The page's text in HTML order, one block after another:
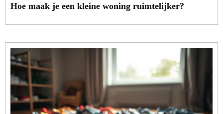
Hoe maak je een kleine woning ruimtelijker?